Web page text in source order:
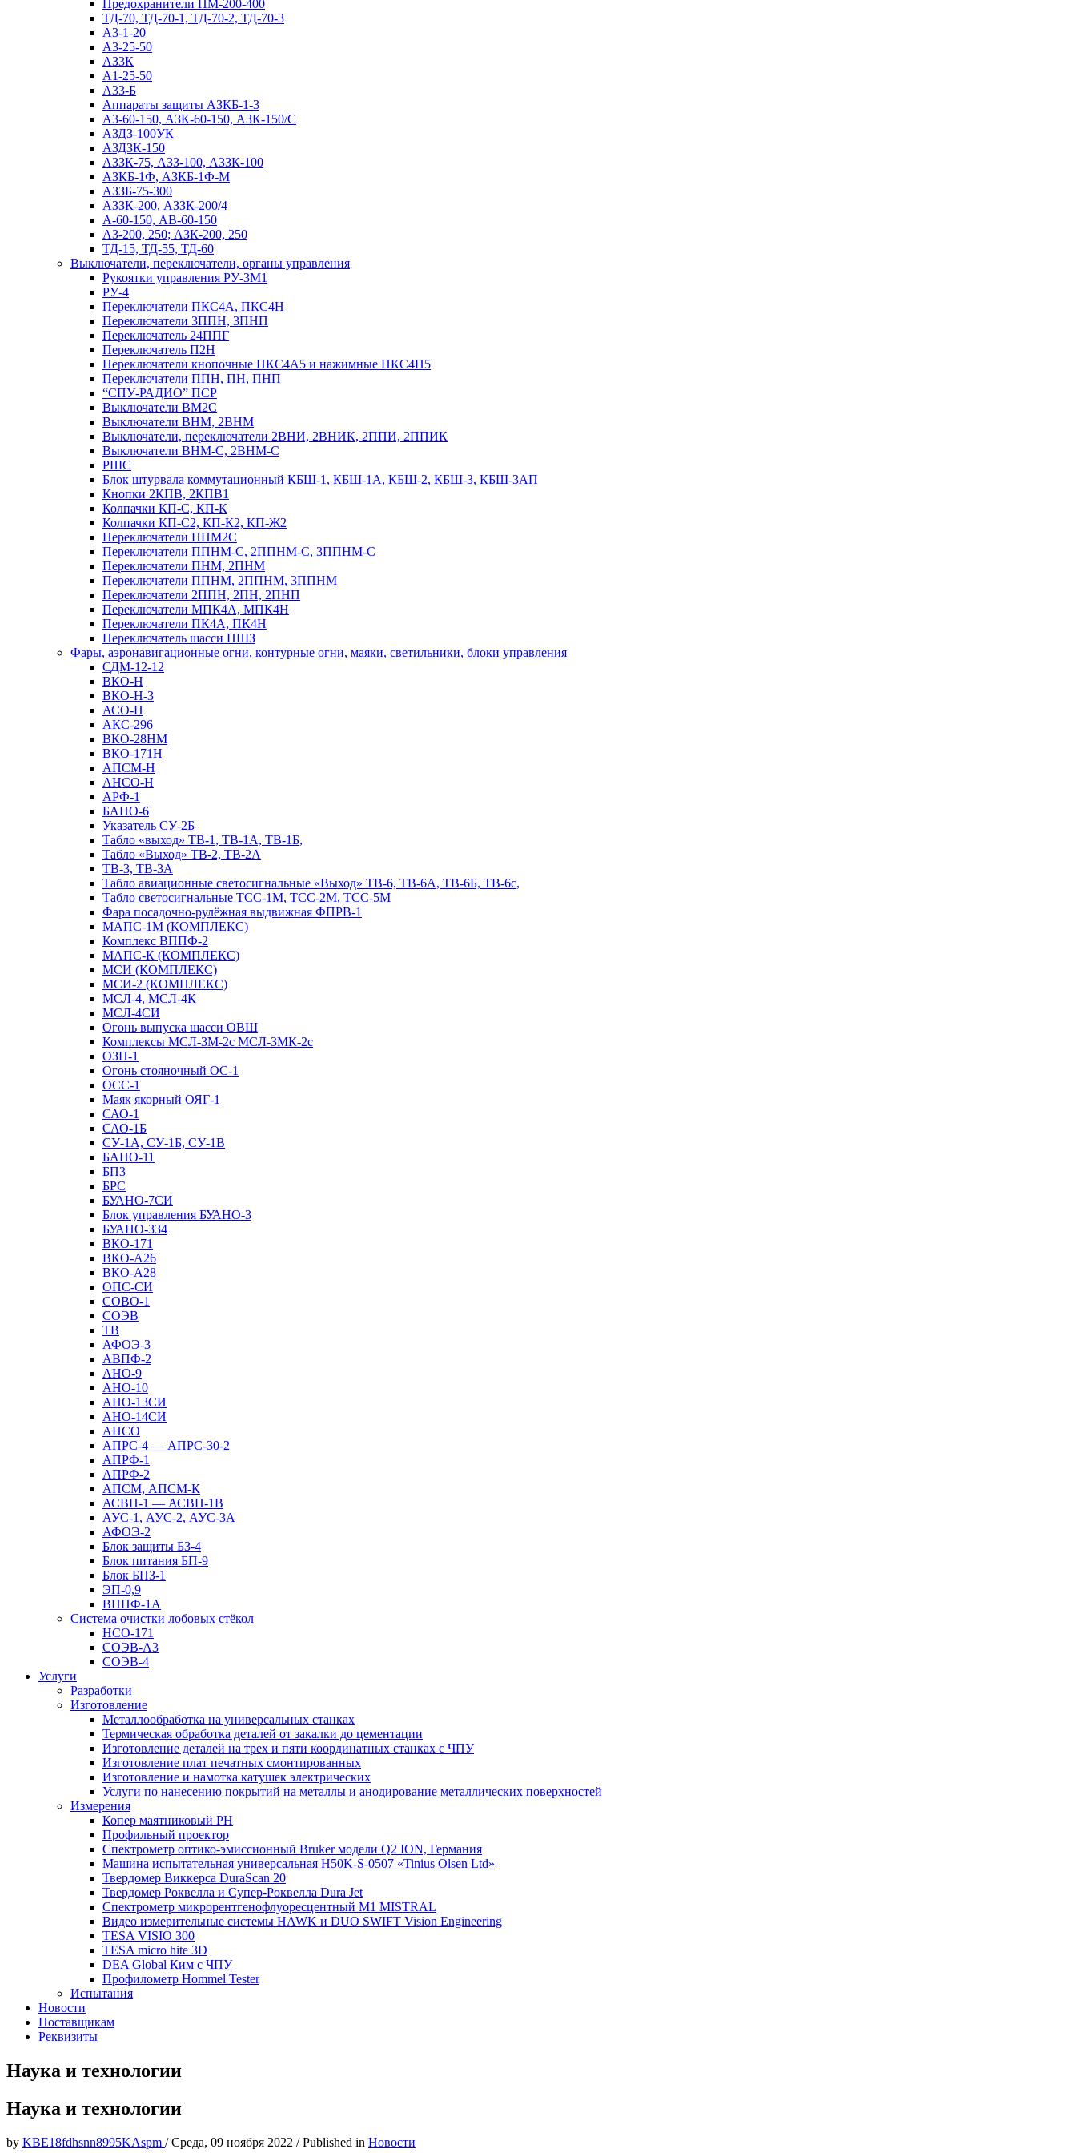
Предохранители ПМ-200-400
ТД-70, ТД-70-1, ТД-70-2, ТД-70-3
А3-1-20
А3-25-50
АЗ3К
А1-25-50
А33-Б
Аппараты защиты АЗКБ-1-3
А3-60-150, АЗК-60-150, АЗК-150/С
АЗДЗ-100УК
АЗДЗК-150
АЗЗК-75, АЗЗ-100, АЗЗК-100
АЗКБ-1Ф, АЗКБ-1Ф-М
АЗЗБ-75-300
АЗЗК-200, АЗЗК-200/4
А-60-150, АВ-60-150
АЗ-200, 250; АЗК-200, 250
ТД-15, ТД-55, ТД-60
Выключатели, переключатели, органы управления
Рукоятки управления РУ-3М1
РУ-4
Переключатели ПКС4А, ПКС4Н
Переключатели 3ППН, 3ПНП
Переключатель 24ППГ
Переключатель П2Н
Переключатели кнопочные ПКС4А5 и нажимные ПКС4Н5
Переключатели ППН, ПН, ПНП
“СПУ-РАДИО” ПСР
Выключатели ВМ2С
Выключатели ВНМ, 2ВНМ
Выключатели, переключатели 2ВНИ, 2ВНИК, 2ППИ, 2ППИК
Выключатели ВНМ-С, 2ВНМ-С
РШС
Блок штурвала коммутационный КБШ-1, КБШ-1А, КБШ-2, КБШ-3, КБШ-3АП
Кнопки 2КПВ, 2КПВ1
Колпачки КП-С, КП-К
Колпачки КП-С2, КП-К2, КП-Ж2
Переключатели ППМ2С
Переключатели ППНМ-С, 2ППНМ-С, 3ППНМ-С
Переключатели ПНМ, 2ПНМ
Переключатели ППНМ, 2ППНМ, 3ППНМ
Переключатели 2ППН, 2ПН, 2ПНП
Переключатели МПК4А, МПК4Н
Переключатели ПК4А, ПК4Н
Переключатель шасси ПШЗ
Фары, аэронавигационные огни, контyрные огни, маяки, светильники, блоки управления
СДМ-12-12
ВКО-Н
ВКО-Н-3
АСО-Н
АКС-296
ВКО-28НМ
ВКО-171Н
АПСМ-Н
АНСО-Н
АРФ-1
БАНО-6
Указатель СУ-2Б
Табло «выход» ТВ-1, ТВ-1А, ТВ-1Б,
Табло «Выход» ТВ-2, ТВ-2А
ТВ-3, ТВ-3А
Табло авиационные светосигнальные «Выход» ТВ-6, ТВ-6А, ТВ-6Б, ТВ-6с,
Табло светосигнальные ТСС-1М, ТСС-2М, ТСС-5М
Фара посадочно-рулёжная выдвижная ФПРВ-1
МАПС-1М (КОМПЛЕКС)
Комплекс ВППФ-2
МАПС-К (КОМПЛЕКС)
МСИ (КОМПЛЕКС)
МСИ-2 (КОМПЛЕКС)
МСЛ-4, МСЛ-4К
МСЛ-4СИ
Огонь выпуска шасси ОВШ
Комплексы МСЛ-3М-2с МСЛ-3МК-2с
ОЗП-1
Огонь стояночный ОС-1
ОСС-1
Маяк якорный ОЯГ-1
САО-1
САО-1Б
СУ-1А, СУ-1Б, СУ-1В
БАНО-11
БП3
БРС
БУАНО-7СИ
Блок управления БУАНО-3
БУАНО-334
ВКО-171
ВКО-А26
ВКО-А28
ОПС-СИ
СОВО-1
СОЭВ
ТВ
АФОЭ-3
АВПФ-2
АНО-9
АНО-10
АНО-13СИ
АНО-14СИ
АНСО
АПРС-4 — АПРС-30-2
АПРФ-1
АПРФ-2
АПСМ, АПСМ-К
АСВП-1 — АСВП-1В
АУС-1, АУС-2, АУС-3А
АФОЭ-2
Блок защиты БЗ-4
Блок питания БП-9
Блок БПЗ-1
ЭП-0,9
ВППФ-1А
Система очистки лобовых стёкол
НСО-171
СОЭВ-А3
СОЭВ-4
Услуги
Разработки
Изготовление
Металлообработка на универсальных станках
Термическая обработка деталей от закалки до цементации
Изготовление деталей на трех и пяти координатных станках с ЧПУ
Изготовление плат печатных смонтированных
Изготовление и намотка катушек электрических
Услуги по нанесению покрытий на металлы и анодирование металлических поверхностей
Измерения
Копер маятниковый РН
Профильный проектор
Спектрометр оптико-эмиссионный Bruker модели Q2 ION, Германия
Машина испытательная универсальная H50K-S-0507 «Tinius Olsen Ltd»
Твердомер Виккерса DuraScan 20
Твердомер Роквелла и Супер-Роквелла Dura Jet
Спектрометр микрорентгенофлуоресцентный М1 MISTRAL
Видео измерительные системы HAWK и DUO SWIFT Vision Engineering
TESA VISIO 300
TESA micro hite 3D
DEA Global Ким с ЧПУ
Профилометр Hommel Tester
Испытания
Новости
Поставщикам
Реквизиты
Наука и технологии
Наука и технологии
by KBE18fdhsnn8995KAspm /Среда, 09 ноября 2022 /Published in Новости